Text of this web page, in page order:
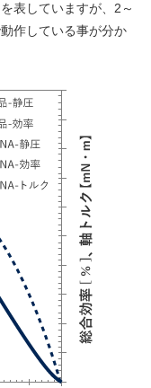
表していますが、2～
作している事が分か